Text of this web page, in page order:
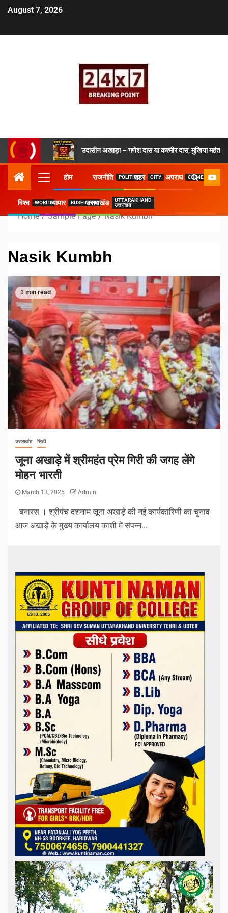
August 7, 2026
उदासीन अखाड़ा – गणेश दास या कश्मीर दास, मुखिया महंत ने
होम राजनीति POLITICSशहर CITY अपराध CRIME
विश्व WORLDव्यापार BUSEINESSउत्तराखंड
UTTARAKHAND
उत्तराखंड
Home Sample Page Nasik Kumbh
Nasik Kumbh
1 min read
उत्तराखंड सिटी
जूना अखाड़े में श्रीमहंत प्रेम गिरी की जगह लेंगे
मोहन भारती
March 13, 2025 Admin
बनारस । श्रीपंच दशनाम जूना अखाड़े की नई कार्यकारिणी का चुनाव
आज अखाड़े के मुख्य कार्यालय काशी में संपन्न...